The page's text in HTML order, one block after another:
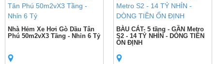
Nhà Hẻm Xe Hơi Gò Dầu Tân
Phú 50m2vX3 Tầng - Nhỉn 6 Tỷ
BÀU CÁT- 5 tầng - GẦN Metro
S2 - 14 TỶ NHỈN - DÒNG TIỀN
ỔN ĐỊNH